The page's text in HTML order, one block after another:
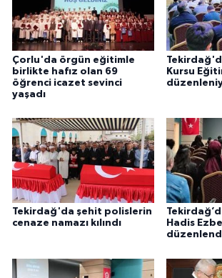
Çorlu'da örgün eğitimle
birlikte hafız olan 69
öğrenci icazet sevinci
yaşadı
Kursu
Tekirdağ'da şehit polislerin
cenaze namazı kılındı
Hadis
Hakkari Müftülüğü
Hatay Müftülüğü
Iğdır Müftülüğü
Isparta Müftülüğü
İstanbul Müftülüğü
İzmir Müftülüğü
Kahramanmaraş Müftülüğü
Karabük Müftülüğü